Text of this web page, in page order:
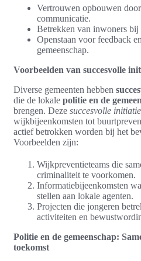
Vertrouwen opbouwen
communicatie.
Betrekken van inwoners
Openstaan voor feedback
gemeenschap.
Voorbeelden van succesvolle
Diverse gemeenten hebben
die de lokale politie en de
brengen. Deze succesvolle
wijkbijeenkomsten tot
actief betrokken worden bij het
Voorbeelden zijn:
Wijkpreventieteams die
criminaliteit te voorkomen.
Informatiebijeenkomsten
stellen aan lokale agenten.
Projecten die jongeren
activiteiten en
Politie en de gemeenschap:
toekomst